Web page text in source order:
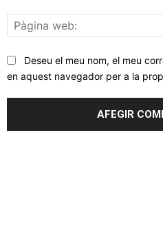
Deseu el meu nom, el meu
en aquest navegador per a la